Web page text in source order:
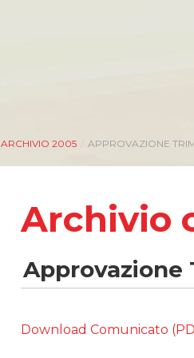
INVESTOR
Governance
Eventi e
ARCHIVIO 2005 APPROVAZIONE
Archivio
Approvazione
Download Comunicato